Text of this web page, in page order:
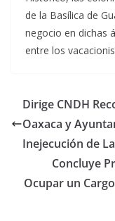
de la Basílica de
negocio en dichas
entre los
Dirige CNDH
Oaxaca y
Inejecución de
Concluye
Ocupar un